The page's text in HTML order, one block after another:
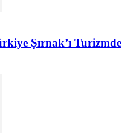
Şırnak’ı Turizmde